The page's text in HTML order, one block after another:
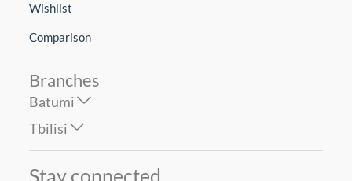
Wishlist
Comparison
Branches
Batumi
Tbilisi
Stay connected